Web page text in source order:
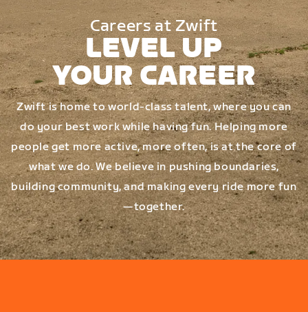
Careers at Zwift
LEVEL UP
YOUR CAREER
Zwift is home to world-class talent, where you can
do your best work while having fun. Helping more
people get more active, more often, is at the core of
what we do. We believe in pushing boundaries,
building community, and making every ride more fun
—together.